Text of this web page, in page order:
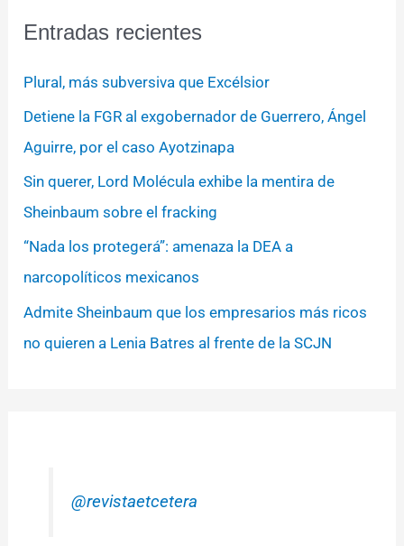
Entradas recientes
Plural, más subversiva que Excélsior
Detiene la FGR al exgobernador de Guerrero, Ángel
Aguirre, por el caso Ayotzinapa
Sin querer, Lord Molécula exhibe la mentira de
Sheinbaum sobre el fracking
“Nada los protegerá”: amenaza la DEA a
narcopolíticos mexicanos
Admite Sheinbaum que los empresarios más ricos
no quieren a Lenia Batres al frente de la SCJN
@revistaetcetera